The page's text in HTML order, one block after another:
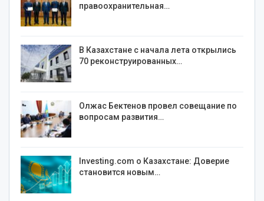
правоохранительная…
В Казахстане с начала лета открылись
70 реконструированных…
Олжас Бектенов провел совещание по
вопросам развития…
Investing.com о Казахстане: Доверие
становится новым…